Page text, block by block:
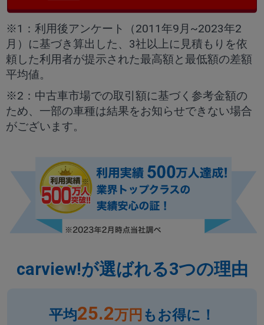
※1：利用後アンケート（2011年9月~2023年2
月）に基づき算出した、3社以上に見積もりを依
頼した利用者が提示された最高額と最低額の差額
平均値。
※2：中古車市場での取引額に基づく参考金額の
ため、一部の車種は結果をお知らせできない場合
がございます。
carview!が選ばれる3つの理由
平均25.2万円 もお得に！